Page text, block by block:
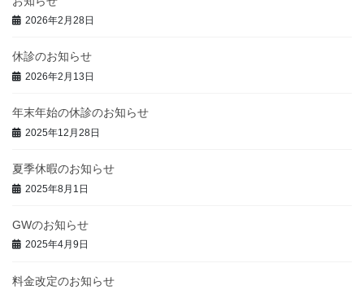
2026年2月28日
休診のお知らせ
2026年2月13日
年末年始の休診のお知らせ
2025年12月28日
夏季休暇のお知らせ
2025年8月1日
GWのお知らせ
2025年4月9日
料金改定のお知らせ